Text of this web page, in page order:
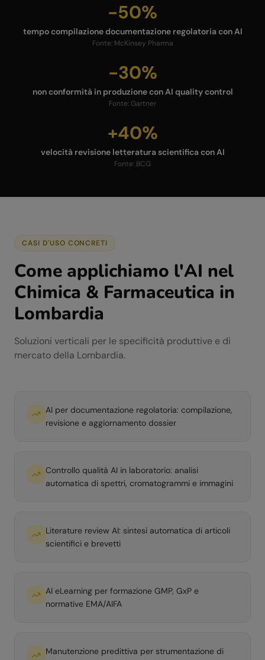
-50%
tempo compilazione documentazione regolatoria con AI
Fonte: McKinsey Pharma
-30%
non conformità in produzione con AI quality control
Fonte: Gartner
+40%
velocità revisione letteratura scientifica con AI
Fonte: BCG
CASI D'USO CONCRETI
Come applichiamo l'AI nel
Chimica & Farmaceutica in
Lombardia
Soluzioni verticali per le specificità produttive e di
mercato della Lombardia.
AI per documentazione regolatoria: compilazione,
revisione e aggiornamento dossier
Controllo qualità AI in laboratorio: analisi
automatica di spettri, cromatogrammi e immagini
Literature review AI: sintesi automatica di articoli
scientifici e brevetti
AI eLearning per formazione GMP, GxP e
normative EMA/AIFA
Manutenzione predittiva per strumentazione di